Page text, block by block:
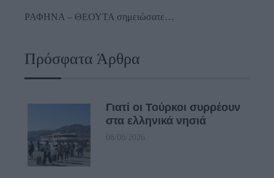
ΡΑΦΗΝΑ – ΘΕΟΥΤΑ σημειώσατε…
Πρόσφατα Άρθρα
Γιατί οι Τούρκοι συρρέουν
στα ελληνικά νησιά
08/08/2026